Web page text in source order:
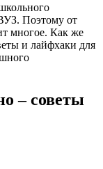
Поэтому от
многое. Как же
и лайфхаки для
– советы